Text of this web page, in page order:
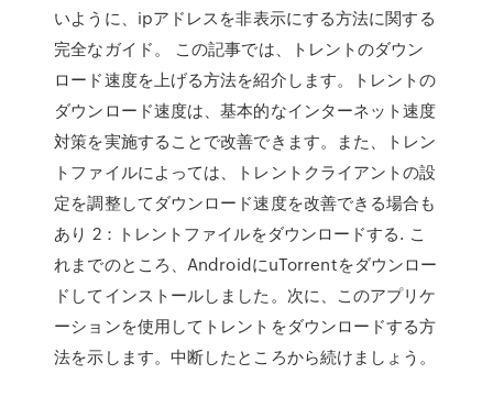
いように、ipアドレスを非表示にする方法に関する
完全なガイド。 この記事では、トレントのダウン
ロード速度を上げる方法を紹介します。トレントの
ダウンロード速度は、基本的なインターネット速度
対策を実施することで改善できます。また、トレン
トファイルによっては、トレントクライアントの設
定を調整してダウンロード速度を改善できる場合も
あり 2：トレントファイルをダウンロードする. こ
れまでのところ、AndroidにuTorrentをダウンロー
ドしてインストールしました。次に、このアプリケ
ーションを使用してトレントをダウンロードする方
法を示します。中断したところから続けましょう。